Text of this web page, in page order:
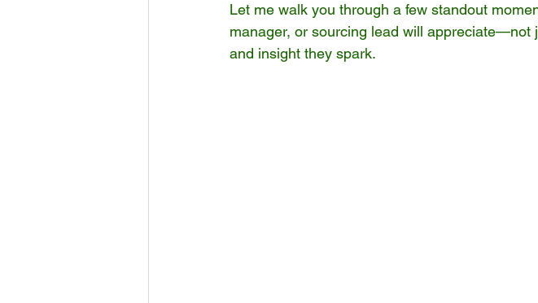
Let me walk you through a few standout
manager, or sourcing lead will appreciate—not
and insight they spark.